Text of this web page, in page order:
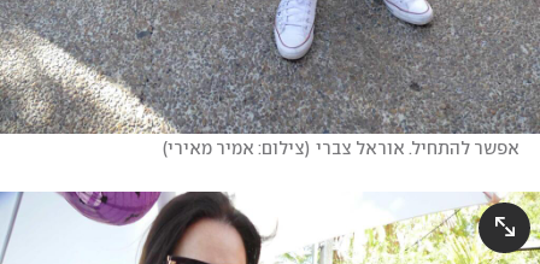
אפשר להתחיל. אוראל צברי (צילום: אמיר מאירי)